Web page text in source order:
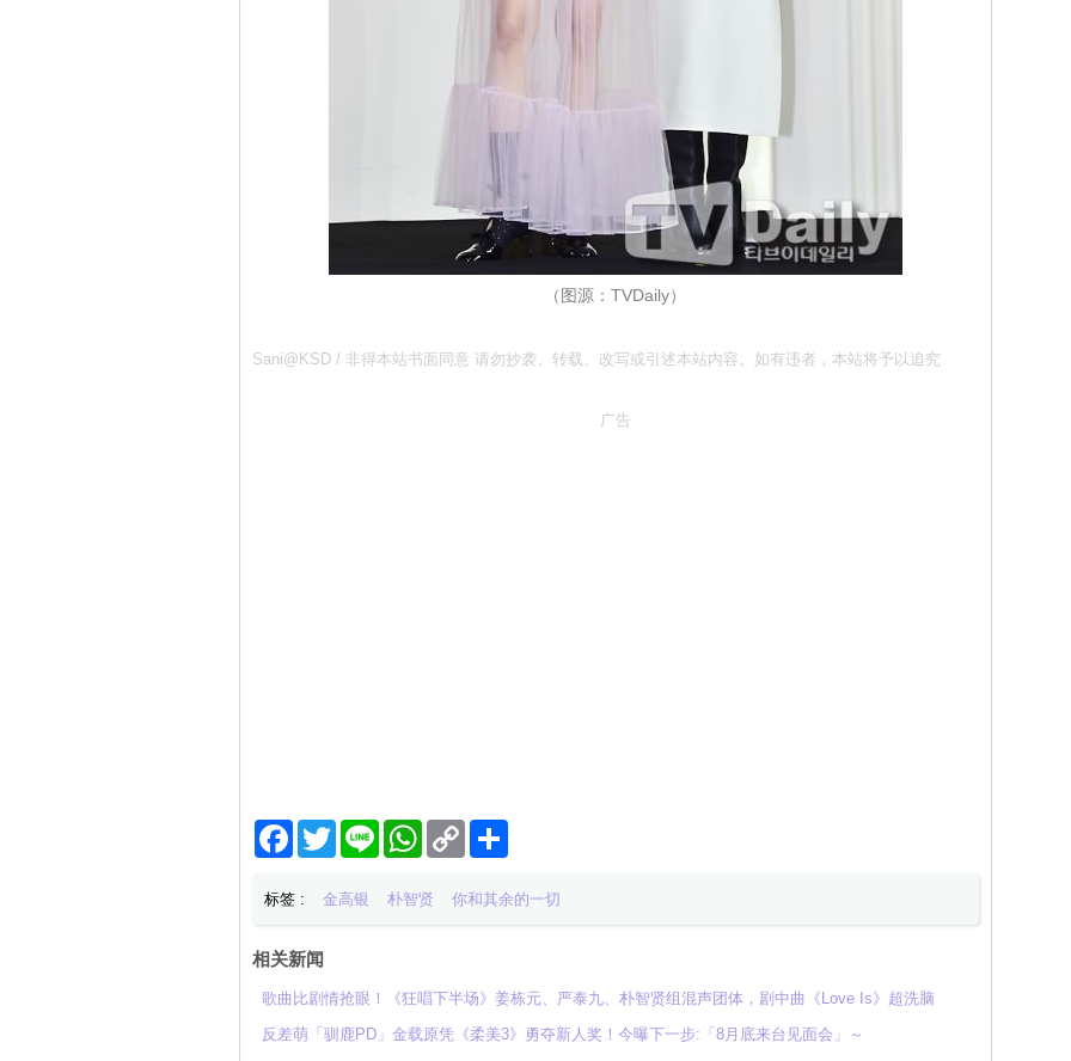
（图源：TVDaily）
Sani@KSD / 非得本站书面同意 请勿抄袭、转载、改写或引述本站内容。如有违者，本站将予以追究
广告
Facebook
TwitterLine WhatsApp
Copy
Link
分
标签 : 金高银 朴智贤 你和其余的一切
相关新闻
歌曲比剧情抢眼！《狂唱下半场》姜栋元、严泰九、朴智贤组混声团体，剧中曲《Love Is》超洗脑
反差萌「驯鹿PD」金载原凭《柔美3》勇夺新人奖！今曝下一步:「8月底来台见面会」～